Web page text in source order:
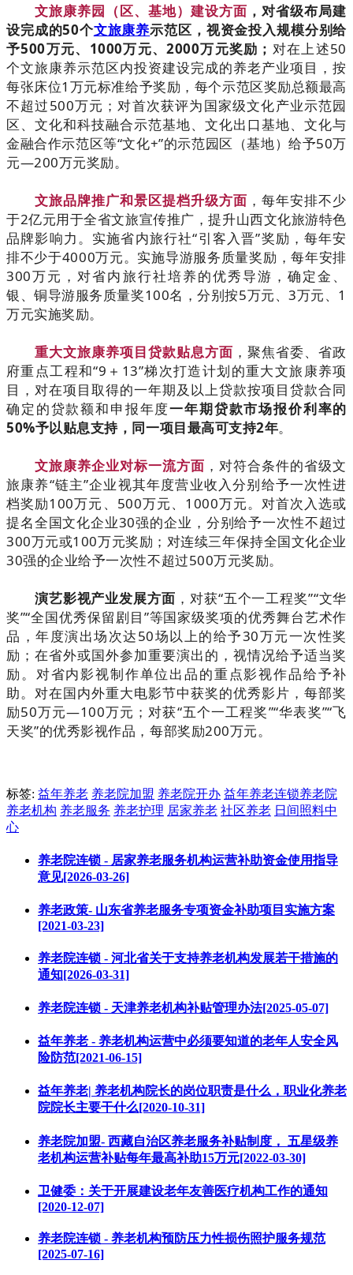
文旅康养园（区、基地）建设方面 ，对省级布局建
设完成的50个文旅康养示范区，视资金投入规模分别给
予500万元、1000万元、2000万元奖励； 对在上述50
个文旅康养示范区内投资建设完成的养老产业项目，按
每张床位1万元标准给予奖励，每个示范区奖励总额最高
不超过500万元；对首次获评为国家级文化产业示范园
区、文化和科技融合示范基地、文化出口基地、文化与
金融合作示范区等“文化+”的示范园区（基地）给予50万
元—200万元奖励。
文旅品牌推广和景区提档升级方面 ，每年安排不少
于2亿元用于全省文旅宣传推广，提升山西文化旅游特色
品牌影响力。实施省内旅行社“引客入晋”奖励，每年安
排不少于4000万元。实施导游服务质量奖励，每年安排
300万元，对省内旅行社培养的优秀导游，确定金、
银、铜导游服务质量奖100名，分别按5万元、3万元、1
万元实施奖励。
重大文旅康养项目贷款贴息方面 ，聚焦省委、省政
府重点工程和“9＋13”梯次打造计划的重大文旅康养项
目，对在项目取得的一年期及以上贷款按项目贷款合同
确定的贷款额和申报年度一年期贷款市场报价利率的
50%予以贴息支持，同一项目最高可支持2年。
文旅康养企业对标一流方面 ，对符合条件的省级文
旅康养“链主”企业视其年度营业收入分别给予一次性进
档奖励100万元、500万元、1000万元。对首次入选或
提名全国文化企业30强的企业，分别给予一次性不超过
300万元或100万元奖励；对连续三年保持全国文化企业
30强的企业给予一次性不超过500万元奖励。
演艺影视产业发展方面 ，对获“五个一工程奖”“文华
奖”“全国优秀保留剧目”等国家级奖项的优秀舞台艺术作
品，年度演出场次达50场以上的给予30万元一次性奖
励；在省外或国外参加重要演出的，视情况给予适当奖
励。对省内影视制作单位出品的重点影视作品给予补
助。对在国内外重大电影节中获奖的优秀影片，每部奖
励50万元—100万元；对获“五个一工程奖”“华表奖”“飞
天奖”的优秀影视作品，每部奖励200万元。
标签: 益年养老 养老院加盟 养老院开办 益年养老连锁养老院
养老机构 养老服务 养老护理 居家养老 社区养老 日间照料中
心
养老院连锁 - 居家养老服务机构运营补助资金使用指导
意见[2026-03-26]
养老政策- 山东省养老服务专项资金补助项目实施方案
[2021-03-23]
养老院连锁 - 河北省关于支持养老机构发展若干措施的
通知[2026-03-31]
养老院连锁 - 天津养老机构补贴管理办法[2025-05-07]
益年养老 - 养老机构运营中必须要知道的老年人安全风
险防范[2021-06-15]
益年养老| 养老机构院长的岗位职责是什么，职业化养老
院院长主要干什么[2020-10-31]
养老院加盟- 西藏自治区养老服务补贴制度， 五星级养
老机构运营补贴每年最高补助15万元[2022-03-30]
卫健委：关于开展建设老年友善医疗机构工作的通知
[2020-12-07]
养老院连锁 - 养老机构预防压力性损伤照护服务规范
[2025-07-16]